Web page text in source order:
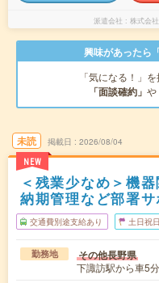
派遣会社 株式会
興味があったら
「気になる！」
「面談確約」 や
未読
NEW
掲載日 2026/08/04
＜残業少なめ＞機
納期管理など部署サ
交通費別途支給あり 土日祝
勤務地 その他長野県
下諏訪駅から車5分